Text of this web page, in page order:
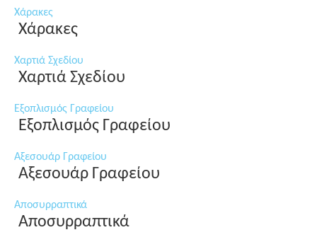
Χάρακες
Χάρακες
Χαρτιά Σχεδίου
Χαρτιά Σχεδίου
Εξοπλισμός Γραφείου
Εξοπλισμός Γραφείου
Αξεσουάρ Γραφείου
Αξεσουάρ Γραφείου
Αποσυρραπτικά
Αποσυρραπτικά